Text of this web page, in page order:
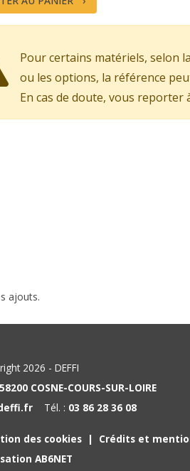
Pour certains matériels, selon
ou les options, la référence
En cas de doute, vous
ajouts.
2026 - DEFFI
COSNE-COURS-SUR-LOIRE
Tél. : 03 86 28 36 08
des cookies
Crédits et
AB6NET